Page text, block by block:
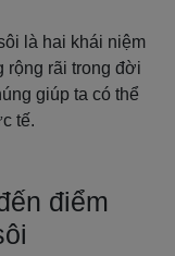
là hai khái niệm
rộng rãi trong đời
giúp ta có thể
tế.
điểm